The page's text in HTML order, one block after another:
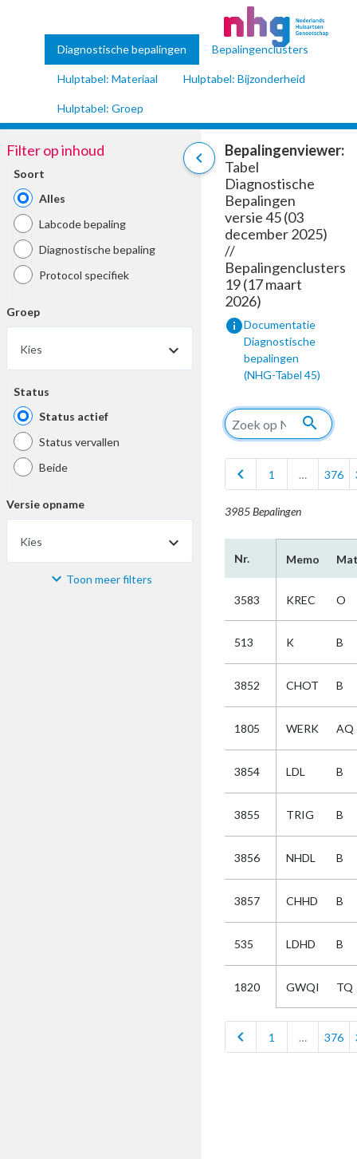
Diagnostische bepalingen Bepalingenclusters
Hulptabel: Materiaal Hulptabel: Bijzonderheid
Hulptabel: Groep
chevron_left
Filter op inhoud
Soort
Alles
Labcode bepaling
Diagnostische bepaling
Protocol specifiek
Groep
Kies
Status
Status actief
Status vervallen
Beide
Versie opname
Kies
Materiaal Toon meer filters
Bepalingenviewer:
Tabel
Diagnostische
Bepalingen
versie 45 (03
december 2025)
//
Bepalingenclusters
19 (17 maart
2026)
infoDocumentatie
Diagnostische
bepalingen
(NHG-Tabel 45)
search
chevron_left 1 … 376
3985 Bepalingen
Nr. Memo
3583 KREC O
513 K B
3852 CHOT B
1805 WERK AQ
3854 LDL B
3855 TRIG B
3856 NHDL B
3857 CHHD B
535 LDHD B
1820 GWQI TQ
chevron_left 1 … 376